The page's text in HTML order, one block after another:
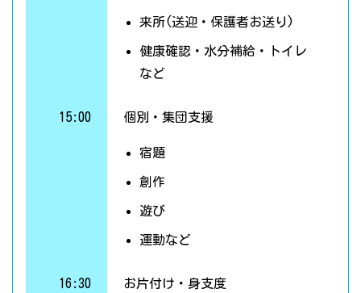
来所(送迎・保護者お送り)
健康確認・水分補給・トイレ
など
15:00 個別・集団支援
宿題
創作
遊び
運動など
16:30 お片付け・身支度